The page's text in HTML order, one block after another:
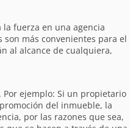
fuerza en una agencia
más convenientes para el
al alcance de cualquiera,
Por ejemplo: Si un propietario
del inmueble, la
por las razones que sea,